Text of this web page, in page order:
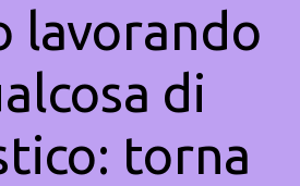
lavorando
di
torna